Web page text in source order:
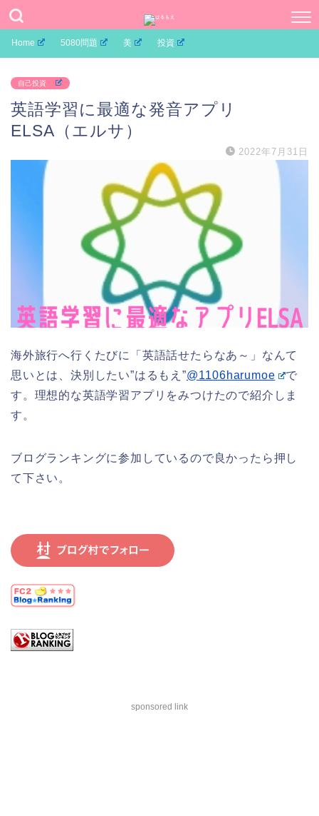
Home 5080問題 美 投資
自己投資
英語学習に最適な発音アプリ
ELSA（エルサ）
2022年7月31日
海外旅行へ行くたびに「英語話せたらなあ～」なんて
思いとは、決別したい”はるもえ”@1106harumoe
で
す。理想的な英語学習アプリをみつけたので紹介しま
す。
ブログランキングに参加しているので良かったら押し
て下さい。
sponsored link